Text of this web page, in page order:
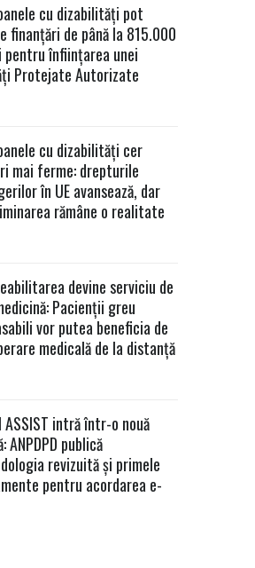
cu dizabilități pot
finanțări de până la 815.000
pentru înființarea unei
Protejate Autorizate
cu dizabilități cer
mai ferme: drepturile
în UE avansează, dar
rămâne o realitate
devine serviciu de
Pacienții greu
vor putea beneficia de
medicală de la distanță
ASSIST intră într-o nouă
ANPDPD publică
revizuită și primele
pentru acordarea e-